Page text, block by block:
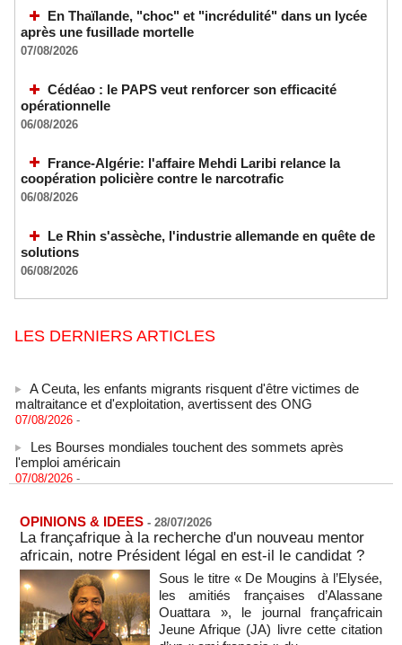
En Thaïlande, "choc" et "incrédulité" dans un lycée
après une fusillade mortelle
07/08/2026
Cédéao : le PAPS veut renforcer son efficacité
opérationnelle
06/08/2026
France-Algérie: l'affaire Mehdi Laribi relance la
coopération policière contre le narcotrafic
06/08/2026
Le Rhin s'assèche, l'industrie allemande en quête de
solutions
06/08/2026
LES DERNIERS ARTICLES
maltraitance et d'exploitation, avertissent des ONG
07/08/2026 -
l'emploi américain
07/08/2026 -
vives de la nation
07/08/2026 -
Polémique à l’Assemblée nationale : Yaël Braun-Pivet se dit
"dépassée" par les critiques concernant le nouveau pavillon
07/08/2026 -
Depuis le « cessez-le-feu » à Gaza, les forces israéliennes
ont tué 300 enfants palestiniens (UNICEF)
OPINIONS & IDEES - 28/07/2026
La françafrique à la recherche d'un nouveau mentor
africain, notre Président légal en est-il le candidat ?
Sous le titre « De Mougins à l’Elysée,
les amitiés françaises d’Alassane
Ouattara », le journal françafricain
Jeune Afrique (JA) livre cette citation